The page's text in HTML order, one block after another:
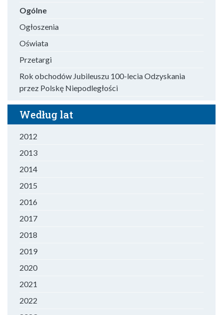
Ogólne
Ogłoszenia
Oświata
Przetargi
Rok obchodów Jubileuszu 100-lecia Odzyskania
przez Polskę Niepodległości
Według lat
2012
2013
2014
2015
2016
2017
2018
2019
2020
2021
2022